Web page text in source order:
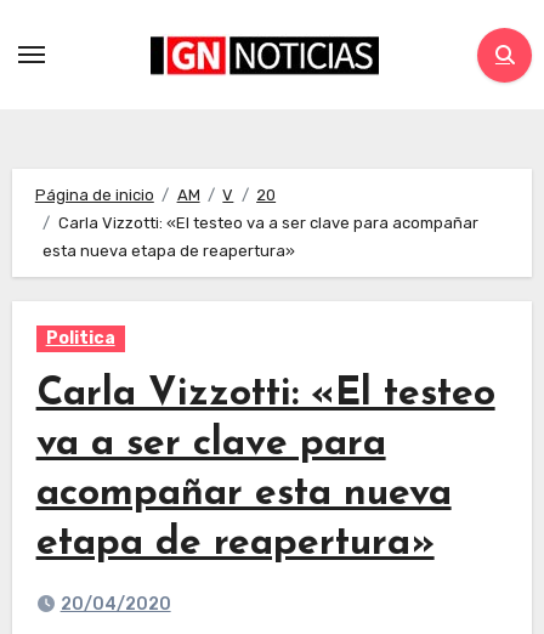
Página de inicio AM V
20
Carla Vizzotti: «El testeo va a ser clave para acompañar
esta nueva etapa de reapertura»
Politica
Carla Vizzotti: «El testeo
va a ser clave para
acompañar esta nueva
etapa de reapertura»
20/04/2020